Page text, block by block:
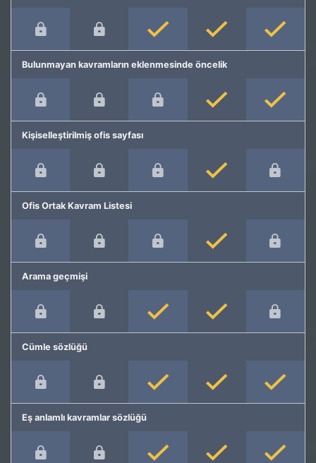
Bulunmayan kavramların eklenmesinde öncelik
Kişiselleştirilmiş ofis sayfası
Ofis Ortak Kavram Listesi
Arama geçmişi
Cümle sözlüğü
Eş anlamlı kavramlar sözlüğü